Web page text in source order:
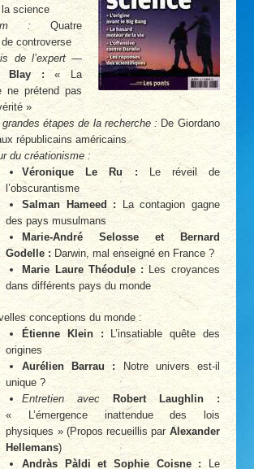
science
: Quatre
controverse
de l’expert—
Blay :« La
ne prétend pas
»
étapes de la recherche :De Giordano
républicains américains
du créationisme :
Véronique Le Ru :Le réveil de
l’obscurantisme
Salman Hameed : La contagion gagne
des pays musulmans
Marie-André Selosse et Bernard
Godelle : Darwin, mal enseigné en France ?
Marie Laure Théodule :Les croyances
dans différents pays du monde
conceptions du monde :
Étienne Klein :L’insatiable quête des
origines
Aurélien Barrau : Notre univers est-il
unique ?
Entretien avec
Robert Laughlin :
« L’émergence inattendue des lois
physiques » (Propos recueillis parAlexander
Hellemans)
Andràs Pàldi et Sophie Coisne : Le